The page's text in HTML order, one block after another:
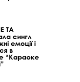
TA
сингл
емоції і
в
“Караоке